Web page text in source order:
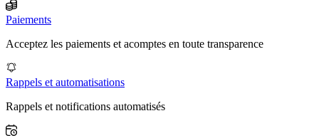
Paiements
Acceptez les paiements et acomptes en toute transparence
Rappels et automatisations
Rappels et notifications automatisés